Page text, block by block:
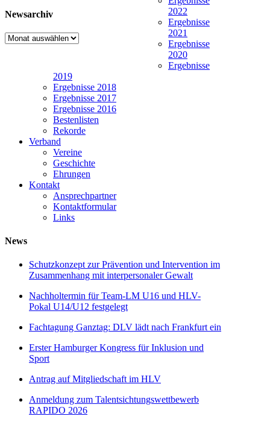
Newsarchiv
Newsarchiv
2022
Ergebnisse
2021
Ergebnisse
2020
Ergebnisse
2019
Ergebnisse 2018
Ergebnisse 2017
Ergebnisse 2016
Bestenlisten
Rekorde
Verband
Vereine
Geschichte
Ehrungen
Kontakt
Ansprechpartner
Kontaktformular
Links
News
Schutzkonzept zur Prävention und Intervention im
Zusammenhang mit interpersonaler Gewalt
Nachholtermin für Team-LM U16 und HLV-
Pokal U14/U12 festgelegt
Fachtagung Ganztag: DLV lädt nach Frankfurt ein
Erster Hamburger Kongress für Inklusion und
Sport
Antrag auf Mitgliedschaft im HLV
Anmeldung zum Talentsichtungswettbewerb
RAPIDO 2026